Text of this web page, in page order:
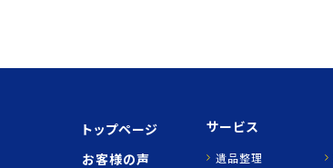
トップページ
お客様の声
サービス
遺品整理